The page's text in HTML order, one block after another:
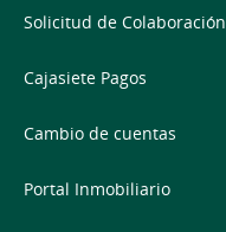
Solicitud de Colaboración
Cajasiete Pagos
Cambio de cuentas
Portal Inmobiliario